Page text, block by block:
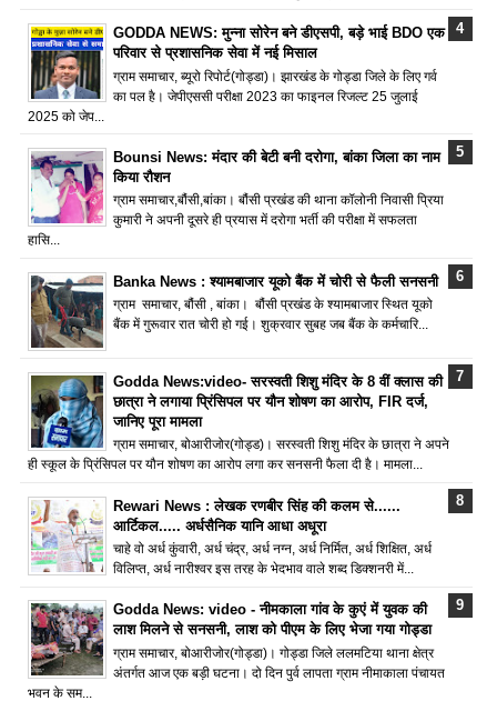
GODDA NEWS: मुन्ना सोरेन बने डीएसपी, बड़े भाई BDO एक
परिवार से प्रशासनिक सेवा में नई मिसाल
ग्राम समाचार, ब्यूरो रिपोर्ट(गोड्डा)। झारखंड के गोड्डा जिले के लिए गर्व
का पल है। जेपीएससी परीक्षा 2023 का फाइनल रिजल्ट 25 जुलाई
2025 को जेप...
Bounsi News: मंदार की बेटी बनी दरोगा, बांका जिला का नाम
किया रौशन
ग्राम समाचार,बौंसी,बांका। बौंसी प्रखंड की थाना कॉलोनी निवासी प्रिया
कुमारी ने अपनी दूसरे ही प्रयास में दरोगा भर्ती की परीक्षा में सफलता
हासि...
Banka News : श्यामबाजार यूको बैंक में चोरी से फैली सनसनी
ग्राम समाचार, बौंसी , बांका। बौंसी प्रखंड के श्यामबाजार स्थित यूको
बैंक में गुरूवार रात चोरी हो गई। शुक्रवार सुबह जब बैंक के कर्मचारि...
Godda News:video- सरस्वती शिशु मंदिर के 8 वीं क्लास की
छात्रा ने लगाया प्रिंसिपल पर यौन शोषण का आरोप, FIR दर्ज,
जानिए पूरा मामला
ग्राम समाचार, बोआरीजोर(गोड्ड)। सरस्वती शिशु मंदिर के छात्रा ने अपने
ही स्कूल के प्रिंसिपल पर यौन शोषण का आरोप लगा कर सनसनी फैला दी है। मामला...
Rewari News : लेखक रणबीर सिंह की कलम से......
आर्टिकल..... अर्धसैनिक यानि आधा अधूरा
चाहे वो अर्ध कुंवारी, अर्ध चंद्र, अर्ध नग्न, अर्ध निर्मित, अर्ध शिक्षित, अर्ध
विलिप्त, अर्ध नारीश्वर इस तरह के भेदभाव वाले शब्द डिक्शनरी में...
Godda News: video - नीमकाला गांव के कुएं में युवक की
लाश मिलने से सनसनी, लाश को पीएम के लिए भेजा गया गोड्डा
ग्राम समाचार, बोआरीजोर(गोड्डा)। गोड्डा जिले ललमटिया थाना क्षेत्र
अंतर्गत आज एक बड़ी घटना। दो दिन पुर्व लापता ग्राम नीमाकाला पंचायत
भवन के सम...